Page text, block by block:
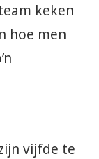
keken
hoe men
vijfde te